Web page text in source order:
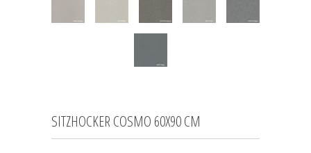
SITZHOCKER COSMO 60X90 CM